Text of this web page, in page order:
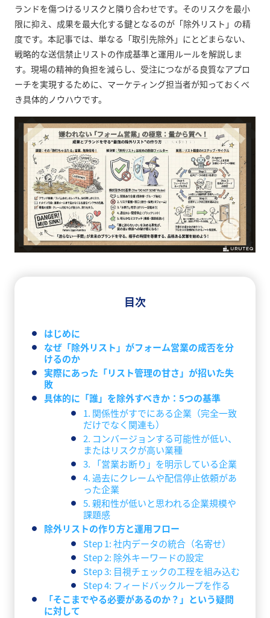
ランドを傷つけるリスクと隣り合わせです。そのリスクを最小
限に抑え、成果を最大化する鍵となるのが「除外リスト」の精
度です。本記事では、単なる「取引先除外」にとどまらない、
戦略的な送信禁止リストの作成基準と運用ルールを解説しま
す。現場の精神的負担を減らし、受注につながる良質なアプロ
ーチを実現するために、マーケティング担当者が知っておくべ
き具体的ノウハウです。
目次
はじめに
なぜ「除外リスト」がフォーム営業の成否を分
けるのか
実際にあった「リスト管理の甘さ」が招いた失
敗
具体的に「誰」を除外すべきか：5つの基準
1. 関係性がすでにある企業（完全一致
だけでなく関連も）
2. コンバージョンする可能性が低い、
またはリスクが高い業種
3. 「営業お断り」を明示している企業
4. 過去にクレームや配信停止依頼があ
った企業
5. 親和性が低いと思われる企業規模や
課題感
除外リストの作り方と運用フロー
Step 1: 社内データの統合（名寄せ）
Step 2: 除外キーワードの設定
Step 3: 目視チェックの工程を組み込む
Step 4: フィードバックループを作る
「そこまでやる必要があるのか？」という疑問
に対して